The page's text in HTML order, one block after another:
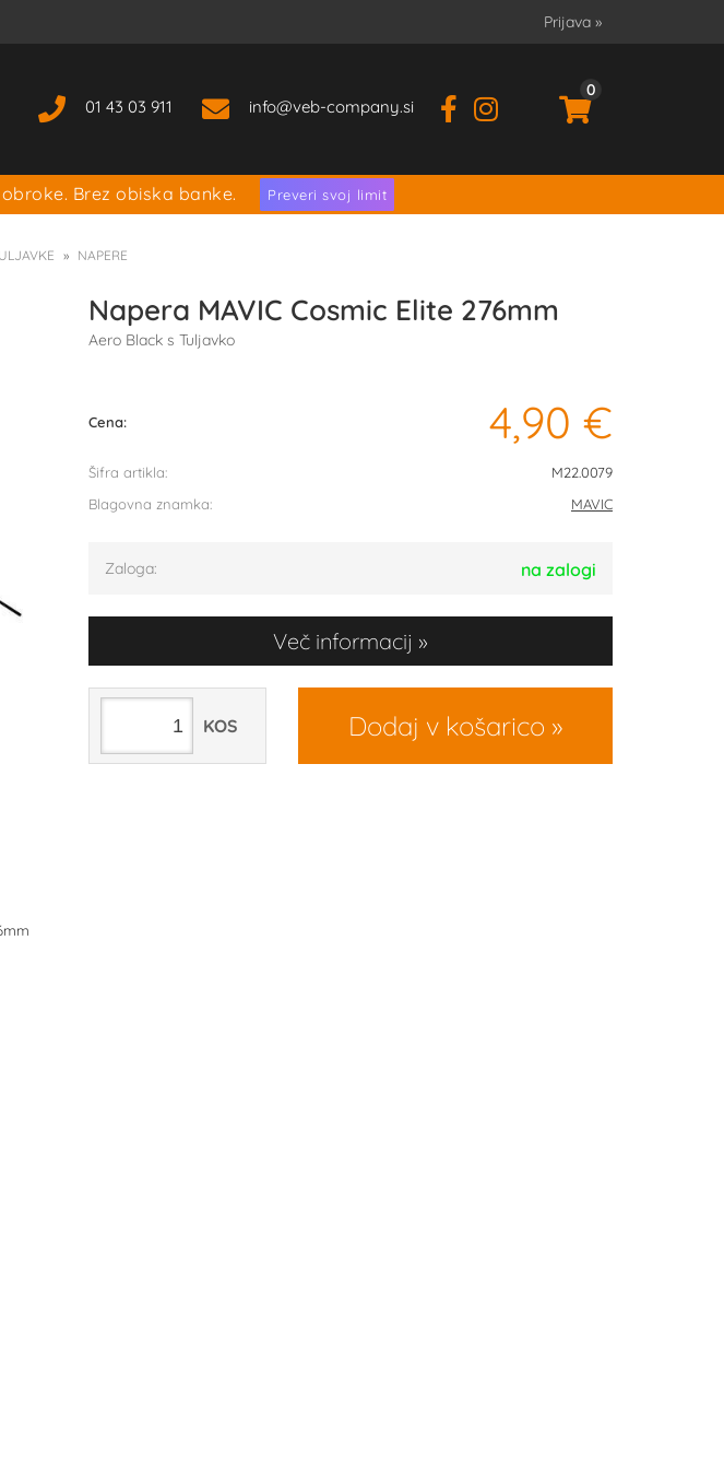
Prijava »
01 43 03 911 info veb-company.si
0
Brez obiska banke. Preveri svoj limit
NAPERE
Napera MAVIC Cosmic Elite 276mm
Aero Black s Tuljavko
Cena: 4,90 €
Šifra artikla:
M22.0079
Blagovna znamka:
MAVIC
Zaloga: na zalogi
Več informacij
Dodaj v košarico
KOS